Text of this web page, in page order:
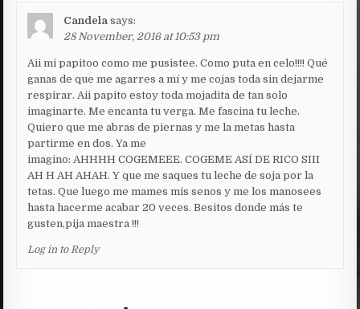
Candela says:
28 November, 2016 at 10:53 pm
Aii mi papitoo como me pusistee. Como puta en celo!!!! Qué
ganas de que me agarres a mí y me cojas toda sin dejarme
respirar. Aii papito estoy toda mojadita de tan solo
imaginarte. Me encanta tu verga. Me fascina tu leche.
Quiero que me abras de piernas y me la metas hasta
partirme en dos. Ya me
imagino: AHHHH COGEMEEE. COGEME ASÍ DE RICO SIII
AH H AH AHAH. Y que me saques tu leche de soja por la
tetas. Que luego me mames mis senos y me los manosees
hasta hacerme acabar 20 veces. Besitos donde más te
gusten,pija maestra !!!
Log in to Reply